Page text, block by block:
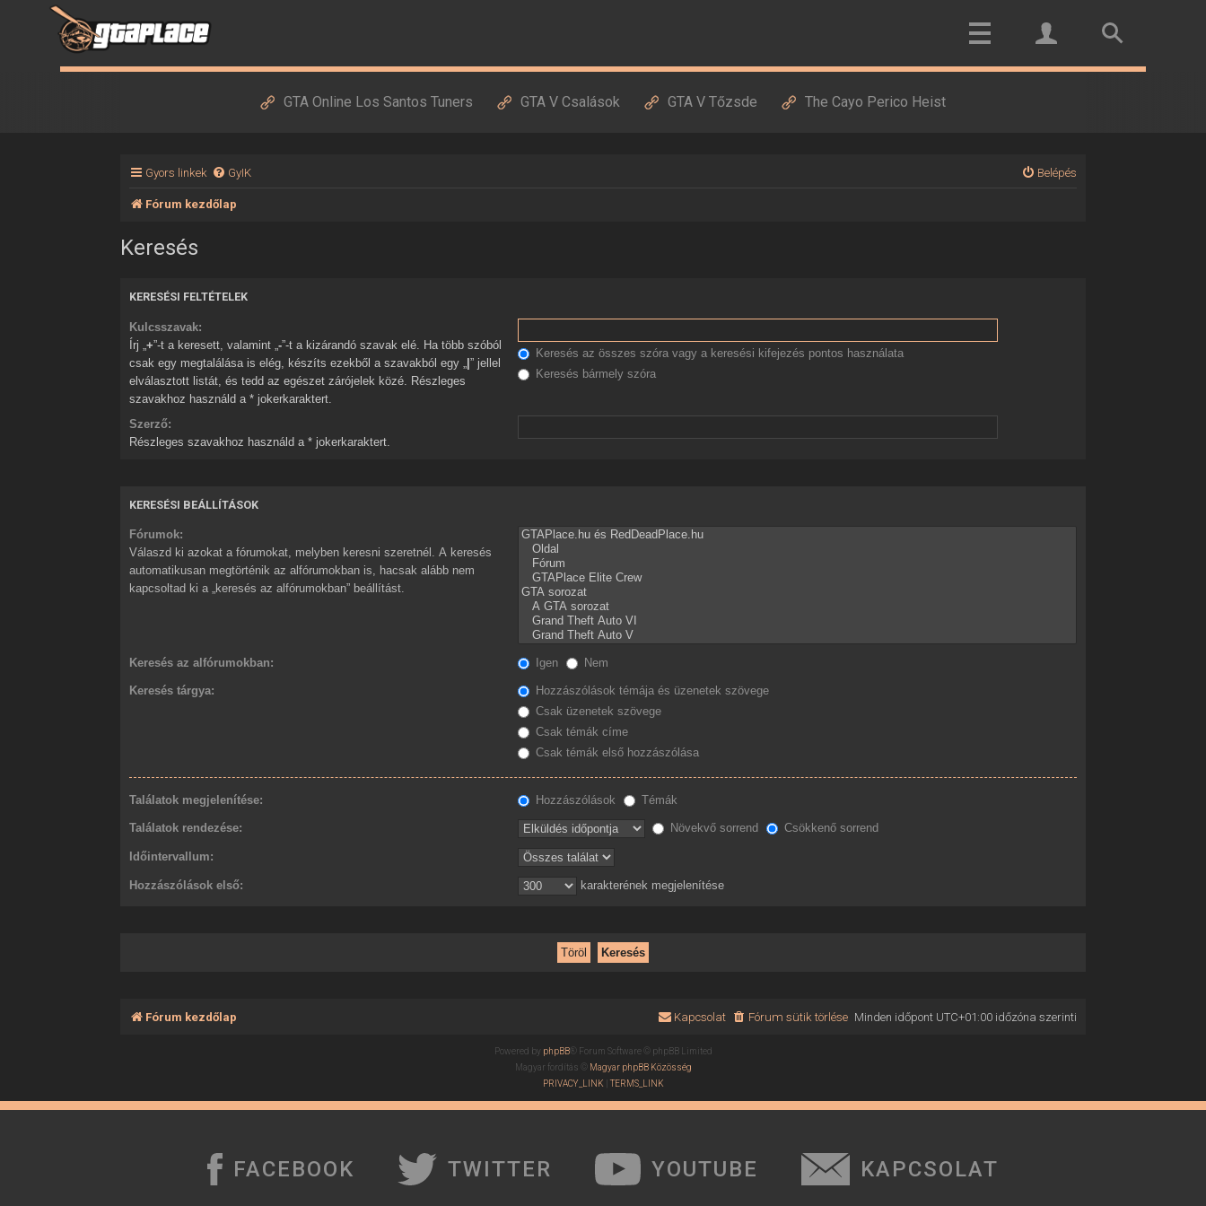
GTA Online Los Santos Tuners GTA V Csalások GTA V Tőzsde The Cayo Perico Heist
Gyors linkek GyIK Belépés
Fórum kezdőlap
Keresés
KERESÉSI FELTÉTELEK
Kulcsszavak:
Írj „+”-t a keresett, valamint „-”-t a kizárandó szavak elé. Ha több szóból
csak egy megtalálása is elég, készíts ezekből a szavakból egy „
|” jellel
elválasztott listát, és tedd az egészet zárójelek közé. Részleges
szavakhoz használd a * jokerkaraktert.
Keresés az összes szóra vagy a keresési kifejezés pontos használata
Keresés bármely szóra
Szerző:
Részleges szavakhoz használd a * jokerkaraktert.
KERESÉSI BEÁLLÍTÁSOK
Fórumok:
Válaszd ki azokat a fórumokat, melyben keresni szeretnél. A keresés
automatikusan megtörténik az alfórumokban is, hacsak alább nem
kapcsoltad ki a „keresés az alfórumokban” beállítást.
Keresés az alfórumokban: Igen Nem
Keresés tárgya:
Hozzászólások témája és üzenetek szövege
Csak üzenetek szövege
Csak témák címe
Csak témák első hozzászólása
Találatok megjelenítése: Hozzászólások Témák
Találatok rendezése: Növekvő sorrend Csökkenő sorrend
Időintervallum:
Hozzászólások első: karakterének megjelenítése
Fórum kezdőlap Minden időpont UTC+01:00időzóna szerinti
Fórum sütik törlése
Kapcsolat
Powered by phpBB® Forum Software © phpBB Limited
Magyar fordítás ©
Magyar phpBB Közösség
PRIVACY_LINK| TERMS_LINK
FACEBOOK TWITTER YOUTUBE KAPCSOLAT